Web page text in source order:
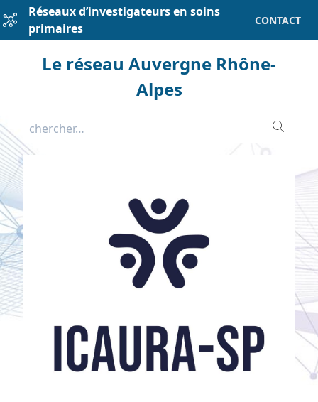
Réseaux d’investigateurs en soins
primaires
CONTACT
Le réseau Auvergne Rhône-
Alpes